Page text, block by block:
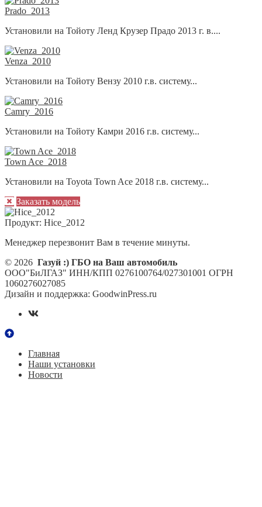
Prado_2013
Установили на Тойоту Ленд Крузер Прадо 2013 г. в....
Venza_2010
Установили на Тойоту Вензу 2010 г.в. систему...
Camry_2016
Установили на Тойоту Камри 2016 г.в. систему...
Town Ace_2018
Установили на Toyota Town Ace 2018 г.в. систему...
Заказать модель
Продукт: Hice_2012
Менеджер перезвонит Вам в течение минуты.
© 2026 Газуй :) ГБО на Ваш автомобиль
ООО"БиЛГАЗ" ИНН/КПП 0276100764/027301001 ОГРН
1060276027085
Дизайн и поддержка: GoodwinPress.ru
Главная
Наши установки
Новости